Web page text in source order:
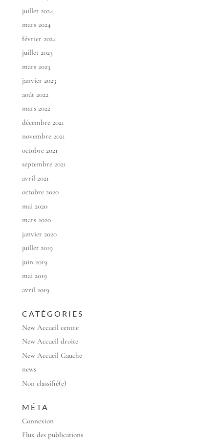
juillet 2024
mars 2024
février 2024
juillet 2023
mars 2023
janvier 2023
août 2022
mars 2022
décembre 2021
novembre 2021
octobre 2021
septembre 2021
avril 2021
octobre 2020
mai 2020
mars 2020
janvier 2020
juillet 2019
juin 2019
mai 2019
avril 2019
CATÉGORIES
New Accueil centre
New Accueil droite
New Accueil Gauche
news
Non classifié(e)
MÉTA
Connexion
Flux des publications